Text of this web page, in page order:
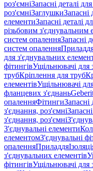
роз'ємніЗапасні деталі
роз'ємніЗаглушкиЗапасні
елементиЗапасні деталі
різьбовим з'єднувальним
систем опаленняЗапасні
систем опалення
для з'єднувальних
фітингівУщільнювачі для
трубКріплення для труб
елементівУщільнювачі
фланцевих з'єднань
опаленняФітингиЗапасні
з'єднання, роз'ємні
з'єднання, роз'ємні
З'єднувальні елементи
елементомЗ'єднувальні
опаленняПриладдя
з'єднувальних елементів
фітингівУщільнювачі для